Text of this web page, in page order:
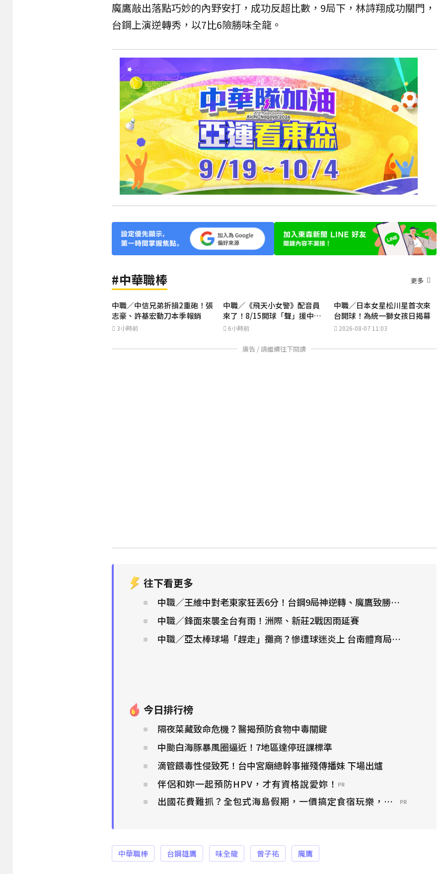
魔鷹敲出落點巧妙的內野安打，成功反超比數，9局下，林詩翔成功關門，
台鋼上演逆轉秀，以7比6險勝味全龍。
#中華職棒 更多
中職／中信兄弟折損2重砲！張
志豪、許基宏動刀本季報銷
3小時前
中職／《飛天小女警》配音員
來了！8/15開球「聲」援中信
兄弟
6小時前
中職／日本女星松川星首次來
台開球！為統一獅女孩日揭幕
2026-08-07 11:03
廣告 / 請繼續往下閱讀
往下看更多
中職／王維中對老東家狂丟6分！台鋼9局神逆轉、魔鷹致勝安氣走味全
中職／鋒面來襲全台有雨！洲際、新莊2戰因雨延賽
中職／亞太棒球場「趕走」攤商？慘遭球迷炎上 台南體育局長急滅火
今日排行榜
隔夜菜藏致命危機？醫揭預防食物中毒關鍵
中颱白海豚暴風圈逼近！7地區達停班課標準
滴管餵毒性侵致死！台中宮廟總幹事摧殘傳播妹 下場出爐
伴侶和妳一起預防HPV，才有資格說愛妳！ PR
出國花費難抓？全包式海島假期，一價搞定食宿玩樂，省錢更省心！
PR
中華職棒 台鋼雄鷹 味全龍 曾子祐 魔鷹